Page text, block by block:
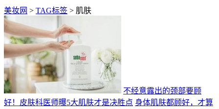
美妆网 > TAG标签 > 肌肤
不经意露出的颈部要顾
好！皮肤科医师曝5大肌肤才是决胜点 身体肌肤都顾好，才算